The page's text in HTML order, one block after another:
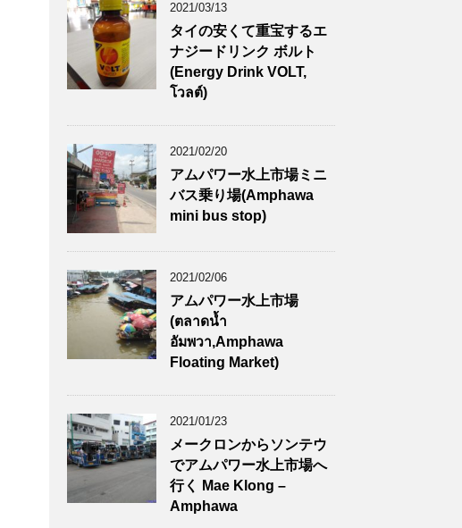
2021/03/13
タイの安くて重宝するエ
ナジードリンク ボルト
(Energy Drink VOLT,
โวลต์)
2021/02/20
アムパワー水上市場ミニ
バス乗り場(Amphawa
mini bus stop)
2021/02/06
アムパワー水上市場
(ตลาดน้ำ
อัมพวา,Amphawa
Floating Market)
2021/01/23
メークロンからソンテウ
でアムパワー水上市場へ
行く Mae Klong –
Amphawa